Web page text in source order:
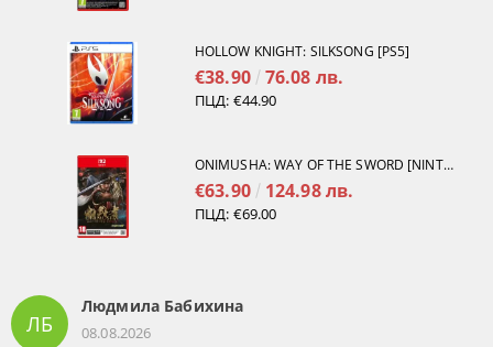
HOLLOW KNIGHT: SILKSONG [PS5]
€38.90 76.08 лв.
ПЦД: €44.90
ONIMUSHA: WAY OF THE SWORD [NINTENDO SWITCH 2]
€63.90 124.98 лв.
ПЦД: €69.00
ЛБ
Людмила Бабихина
08.08.2026